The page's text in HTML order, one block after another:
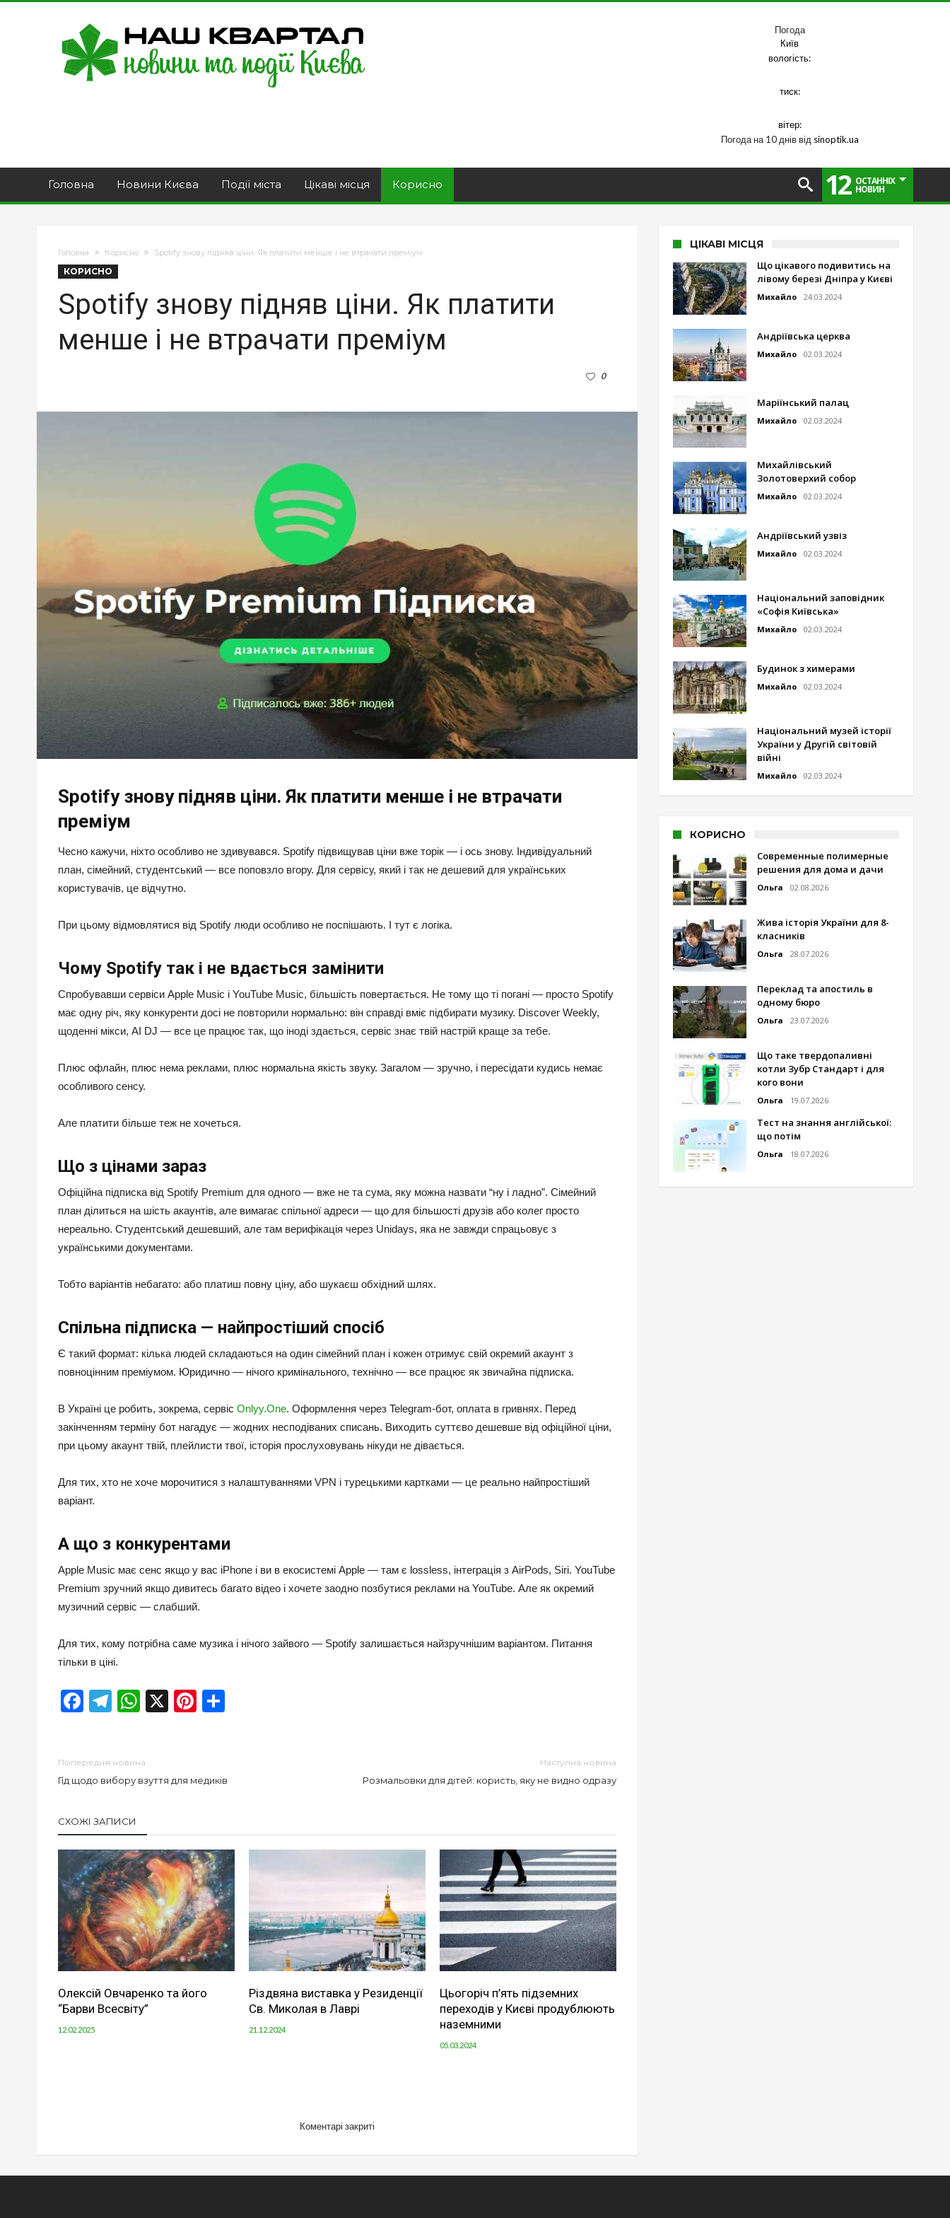
Погода
Київ
вологість:
тиск:
вітер:
Погода на 10 днів від sinoptik.ua
Головна Новини Києва Події міста Цікаві місця Корисно 12 ОСТАННІХ
НОВИН
Головна Корисно Spotify знову підняв ціни. Як платити менше і не втрачати преміум
КОРИСНО
Spotify знову підняв ціни. Як платити
менше і не втрачати преміум
0
Spotify знову підняв ціни. Як платити менше і не втрачати
преміум
Чесно кажучи, ніхто особливо не здивувався. Spotify підвищував ціни вже торік — і ось знову. Індивідуальний
план, сімейний, студентський — все поповзло вгору. Для сервісу, який і так не дешевий для українських
користувачів, це відчутно.
При цьому відмовлятися від Spotify люди особливо не поспішають. І тут є логіка.
Чому Spotify так і не вдається замінити
Спробувавши сервіси Apple Music і YouTube Music, більшість повертається. Не тому що ті погані — просто Spotify
має одну річ, яку конкуренти досі не повторили нормально: він справді вміє підбирати музику. Discover Weekly,
щоденні мікси, AI DJ — все це працює так, що іноді здається, сервіс знає твій настрій краще за тебе.
Плюс офлайн, плюс нема реклами, плюс нормальна якість звуку. Загалом — зручно, і пересідати кудись немає
особливого сенсу.
Але платити більше теж не хочеться.
Що з цінами зараз
Офіційна підписка від Spotify Premium для одного — вже не та сума, яку можна назвати “ну і ладно”. Сімейний
план ділиться на шість акаунтів, але вимагає спільної адреси — що для більшості друзів або колег просто
нереально. Студентський дешевший, але там верифікація через Unidays, яка не завжди спрацьовує з
українськими документами.
Тобто варіантів небагато: або платиш повну ціну, або шукаєш обхідний шлях.
Спільна підписка — найпростіший спосіб
Є такий формат: кілька людей складаються на один сімейний план і кожен отримує свій окремий акаунт з
повноцінним преміумом. Юридично — нічого кримінального, технічно — все працює як звичайна підписка.
В Україні це робить, зокрема, сервіс Onlyy.One. Оформлення через Telegram-бот, оплата в гривнях. Перед
закінченням терміну бот нагадує — жодних несподіваних списань. Виходить суттєво дешевше від офіційної ціни,
при цьому акаунт твій, плейлисти твої, історія прослуховувань нікуди не дівається.
Для тих, хто не хоче морочитися з налаштуваннями VPN і турецькими картками — це реально найпростіший
варіант.
А що з конкурентами
Apple Music має сенс якщо у вас iPhone і ви в екосистемі Apple — там є lossless, інтеграція з AirPods, Siri. YouTube
Premium зручний якщо дивитесь багато відео і хочете заодно позбутися реклами на YouTube. Але як окремий
музичний сервіс — слабший.
Для тих, кому потрібна саме музика і нічого зайвого — Spotify залишається найзручнішим варіантом. Питання
тільки в ціні.
Facebook
Telegram
WhatsApp
X Pinterest
Попередня новина
Гід щодо вибору взуття для медиків
Наступна новина
Розмальовки для дітей: користь, яку не видно одразу
СХОЖІ ЗАПИСИ
Олексій Овчаренко та його
“Барви Всесвіту”
12.02.2025
Різдвяна виставка у Резиденції
Св. Миколая в Лаврі
21.12.2024
Цьогоріч п’ять підземних
переходів у Києві продублюють
наземними
05.03.2024
Коментарі закриті
ЦІКАВІ МІСЦЯ
Що цікавого подивитись на
лівому березі Дніпра у Києві
Михайло 24.03.2024
Андріївська церква
Михайло 02.03.2024
Маріїнський палац
Михайло 02.03.2024
Михайлівський
Золотоверхий собор
Михайло 02.03.2024
Андріївський узвіз
Михайло 02.03.2024
Національний заповідник
«Софія Київська»
Михайло 02.03.2024
Будинок з химерами
Михайло 02.03.2024
Національний музей історії
України у Другій світовій
війні
Михайло 02.03.2024
КОРИСНО
Современные полимерные
решения для дома и дачи
Ольга 02.08.2026
Жива історія України для 8-
класників
Ольга 28.07.2026
Переклад та апостиль в
одному бюро
Ольга 23.07.2026
Що таке твердопаливні
котли Зубр Стандарт і для
кого вони
Ольга 19.07.2026
Тест на знання англійської:
що потім
Ольга 18.07.2026